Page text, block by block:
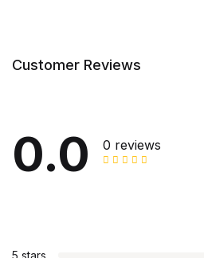
Customer Reviews
0.0 0 reviews
5 stars